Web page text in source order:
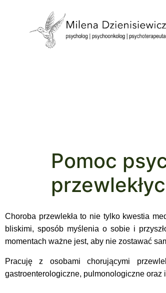
Pomoc
Choroba przewlekła to nie tylko kwestia
bliskimi, sposób myślenia o sobie i
momentach ważne jest, aby nie zostawać
Pracuję z osobami chorującymi
gastroenterologiczne, pulmonologiczne oraz